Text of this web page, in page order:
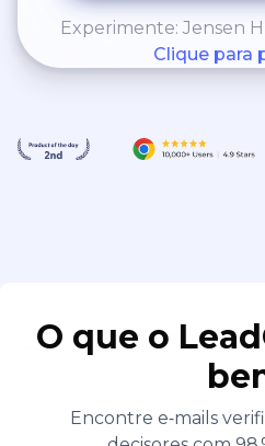
Experimente: Jensen
Clique para
O que o
Encontre e‑mails